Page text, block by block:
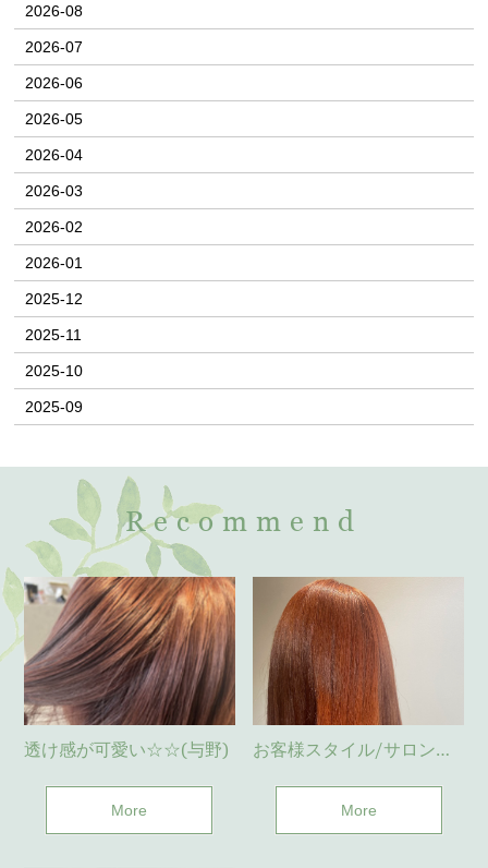
2026-08
2026-07
2026-06
2026-05
2026-04
2026-03
2026-02
2026-01
2025-12
2025-11
2025-10
2025-09
Recommend
透け感が可愛い☆☆(与野)
More
お客様スタイル/サロンワーク(与野)
More